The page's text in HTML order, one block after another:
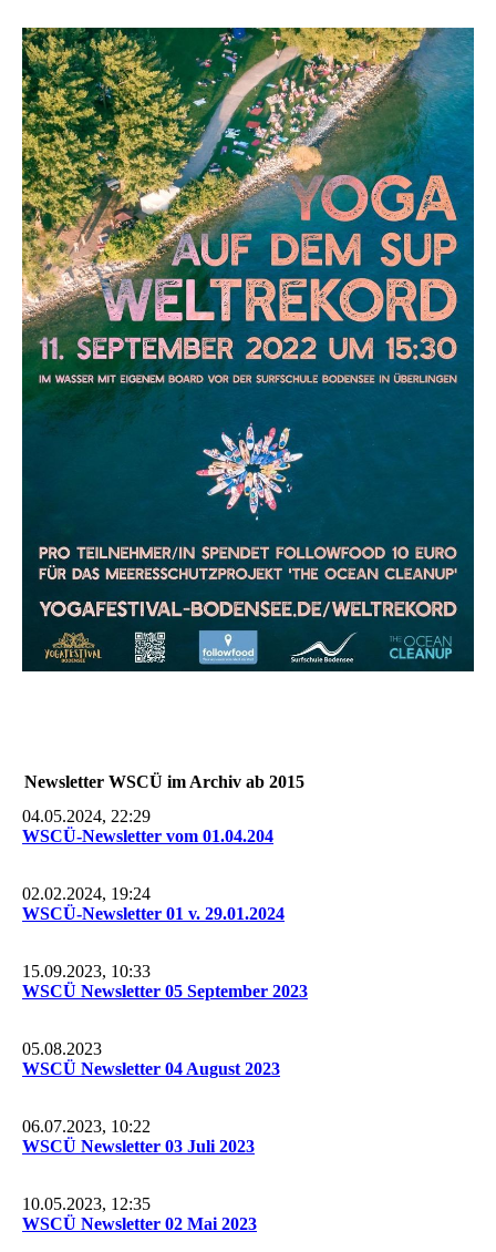
Newsletter WSCÜ im Archiv ab 2015
04.05.2024, 22:29
WSCÜ-Newsletter vom 01.04.204
02.02.2024, 19:24
WSCÜ-Newsletter 01 v. 29.01.2024
15.09.2023, 10:33
WSCÜ Newsletter 05 September 2023
05.08.2023
WSCÜ Newsletter 04 August 2023
06.07.2023, 10:22
WSCÜ Newsletter 03 Juli 2023
10.05.2023, 12:35
WSCÜ Newsletter 02 Mai 2023